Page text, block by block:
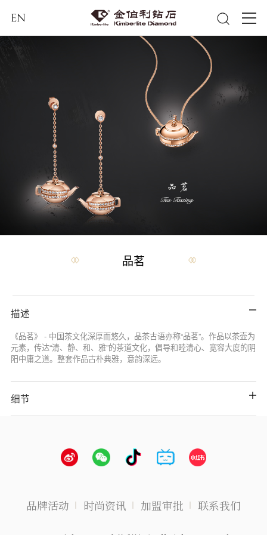
EN
品茗
描述
《品茗》 - 中国茶文化深厚而悠久，品茶古语亦称“品茗”。作品以茶壶为
元素，传达“清、静、和、雅”的茶道文化，倡导和睦清心、宽容大度的阴
阳中庸之道。整套作品古朴典雅，意韵深远。
细节
品牌活动 时尚资讯 加盟审批 联系我们